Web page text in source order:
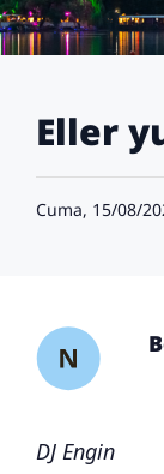
Eller
Cuma, 15/08/
DJ Engin